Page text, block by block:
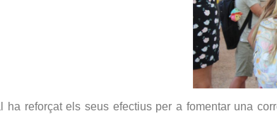
ha reforçat els seus efectius per a fomentar una